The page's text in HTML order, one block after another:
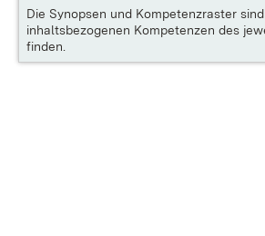
Die Synopsen und Kompetenzraster
inhaltsbezogenen Kompetenzen des
finden.